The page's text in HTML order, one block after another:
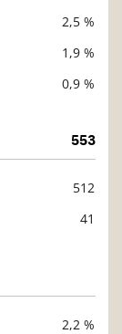
2,5 %
1,9 %
0,9 %
553
512
41
2,2 %